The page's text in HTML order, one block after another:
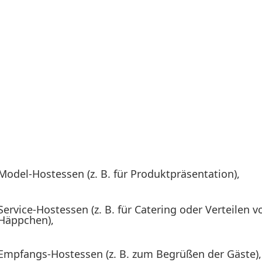
Hostessen (z. B. für Produkt­prä­sen­tation),
Hostessen (z. B. für Catering oder Verteilen
Hostessen (z. B. zum Begrüßen der Gäste),